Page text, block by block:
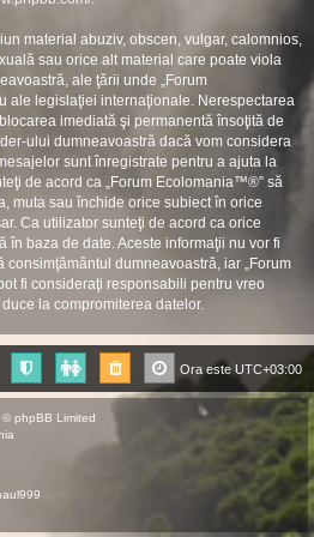
material abuziv, obscen, vulgar, calomnios,
sau orice alt material care poate viola
ale ţării unde „Forum
ale legislaţiei internaţionale. Nerespectarea
imediată şi permanentă însoţită de
ului dumneavoastră dacă vom considera
sunt înregistrate pentru a ajuta la
de acord ca „Forum Ecolomania™®” să
muta sau închide orice subiect în orice
Ca utilizator sunteţi de acord ca orice
în baza de date. Aceste informaţii nu vor fi
dumneavoastră, iar „Forum
fi consideraţi responsabili pentru vreo
la compromiterea datelor.
Ora este UTC+03:00
phpBB Limited